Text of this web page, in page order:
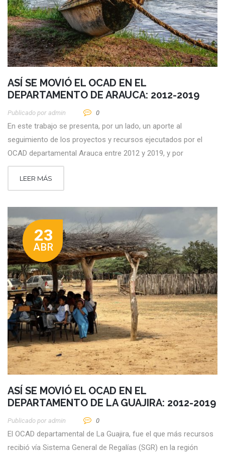
ASÍ SE MOVIÓ EL OCAD EN EL
DEPARTAMENTO DE ARAUCA: 2012-2019
Publicado por Admin 0
En este trabajo se presenta, por un lado, un aporte al
seguimiento de los proyectos y recursos ejecutados por el
OCAD departamental Arauca entre 2012 y 2019, y por
LEER MÁS
23
ABR
ASÍ SE MOVIÓ EL OCAD EN EL
DEPARTAMENTO DE LA GUAJIRA: 2012-2019
Publicado por Admin 0
El OCAD departamental de La Guajira, fue el que más recursos
recibió vía Sistema General de Regalías (SGR) en la región